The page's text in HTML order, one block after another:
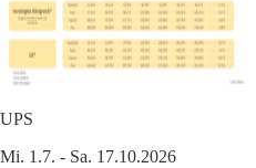
UPS
Mi. 1.7. - Sa. 17.10.2026